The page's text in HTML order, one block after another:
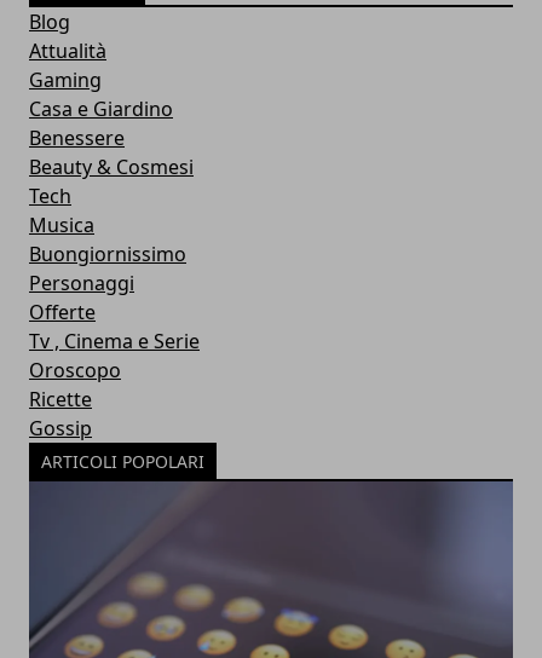
Blog
Attualità
Gaming
Casa e Giardino
Benessere
Beauty & Cosmesi
Tech
Musica
Buongiornissimo
Personaggi
Offerte
Tv , Cinema e Serie
Oroscopo
Ricette
Gossip
ARTICOLI POPOLARI